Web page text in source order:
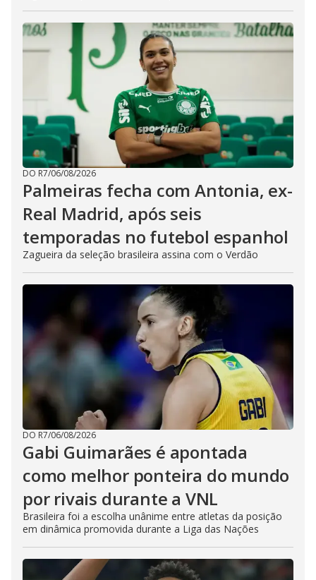
DO R7/06/08/2026
Palmeiras fecha com Antonia, ex-
Real Madrid, após seis
temporadas no futebol espanhol
Zagueira da seleção brasileira assina com o Verdão
DO R7/06/08/2026
Gabi Guimarães é apontada
como melhor ponteira do mundo
por rivais durante a VNL
Brasileira foi a escolha unânime entre atletas da posição
em dinâmica promovida durante a Liga das Nações